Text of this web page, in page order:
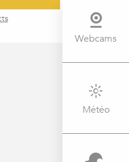
Webcams
Météo